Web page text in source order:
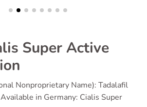
Super Active
Nonproprietary Name): Tadalafil
in Germany: Cialis Super